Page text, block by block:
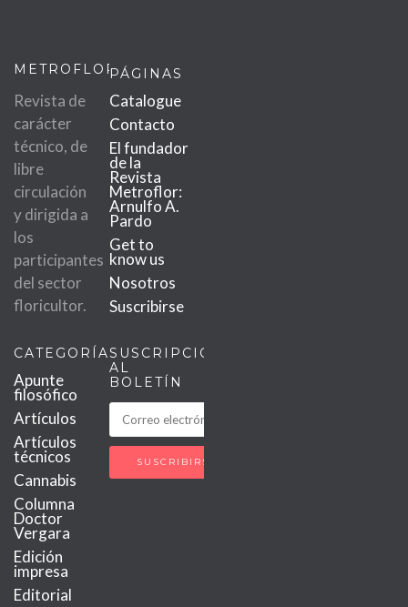
METROFLOR
Revista de
carácter
técnico, de
libre
circulación
y dirigida a
los
participantes
del sector
floricultor.
PÁGINAS
Catalogue
Contacto
El fundador
de la
Revista
Metroflor:
Arnulfo A.
Pardo
Get to
know us
Nosotros
Suscribirse
CATEGORÍAS
Apunte
filosófico
Artículos
Artículos
técnicos
Cannabis
Columna
Doctor
Vergara
Edición
impresa
Editorial
SUSCRIPCIÓN
AL
BOLETÍN